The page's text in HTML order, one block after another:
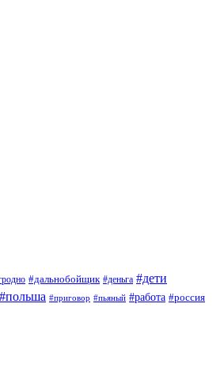
#дальнобойщик #деньга #дети
#польша #приговор #пьяный #работа #россия